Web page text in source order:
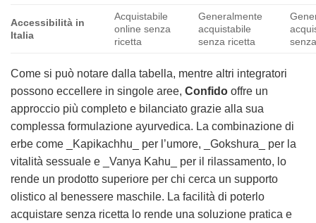
Accessibilità in
Italia
Acquistabile
online senza
ricetta
Generalmente
acquistabile
senza ricetta
Come si può notare dalla tabella, mentre altri integratori
possono eccellere in singole aree, Confido offre un
approccio più completo e bilanciato grazie alla sua
complessa formulazione ayurvedica. La combinazione di
erbe come _Kapikachhu_ per l’umore, _Gokshura_ per la
vitalità sessuale e _Vanya Kahu_ per il rilassamento, lo
rende un prodotto superiore per chi cerca un supporto
olistico al benessere maschile. La facilità di poterlo
acquistare senza ricetta lo rende una soluzione pratica e